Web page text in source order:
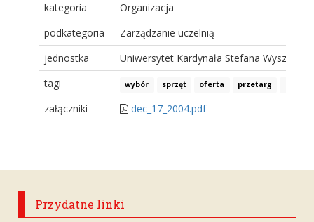
kategoria
Organizacja
podkategoria
Zarządzanie uczelnią
jednostka
Uniwersytet Kardynała Stefana
tagi
wybór sprzęt oferta przetarg
załączniki dec_17_2004.pdf
Przydatne linki